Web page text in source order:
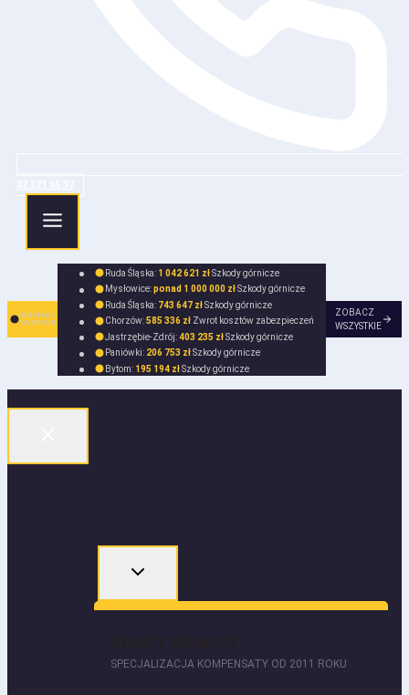
OSTATNIE
WYGRANE
Ruda Śląska: 1 042 621 złSzkody górnicze
Mysłowice:ponad 1 000 000 złSzkody górnicze
Ruda Śląska: 743 647 złSzkody górnicze
Chorzów:585 336 zł Zwrot kosztów zabezpieczeń
Jastrzębie-Zdrój:403 235 złSzkody górnicze
Paniówki: 206 753 złSzkody górnicze
Bytom: 195 194 złSzkody górnicze
ZOBACZ
WSZYSTKIE
SPECJALIZACJA KOMPENSATY OD 2011 ROKU